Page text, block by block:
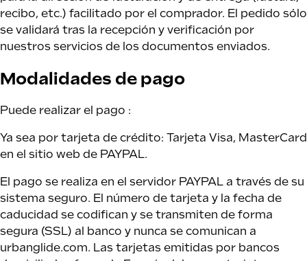
recibo, etc.) facilitado por el comprador. El pedido sólo
se validará tras la recepción y verificación por
nuestros servicios de los documentos enviados.
Modalidades de pago
Puede realizar el pago :
Ya sea por tarjeta de crédito: Tarjeta Visa, MasterCard
en el sitio web de PAYPAL.
El pago se realiza en el servidor PAYPAL a través de su
sistema seguro. El número de tarjeta y la fecha de
caducidad se codifican y se transmiten de forma
segura (SSL) al banco y nunca se comunican a
urbanglide.com. Las tarjetas emitidas por bancos